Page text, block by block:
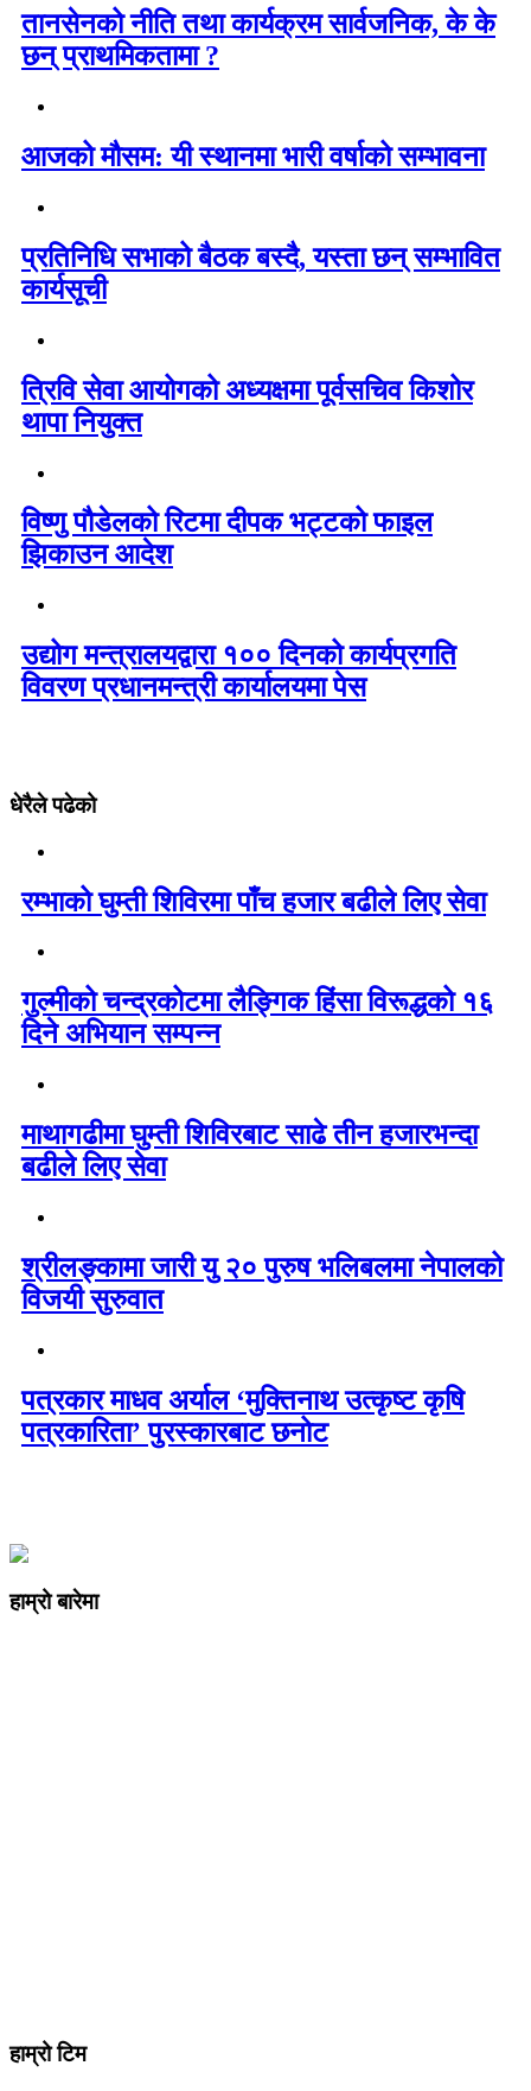
तानसेनको नीति तथा कार्यक्रम सार्वजनिक, के के
छन् प्राथमिकतामा ?
आजको मौसम: यी स्थानमा भारी वर्षाको सम्भावना
प्रतिनिधि सभाको बैठक बस्दै, यस्ता छन् सम्भावित
कार्यसूची
त्रिवि सेवा आयोगको अध्यक्षमा पूर्वसचिव किशोर
थापा नियुक्त
विष्णु पौडेलको रिटमा दीपक भट्टको फाइल
झिकाउन आदेश
उद्योग मन्त्रालयद्वारा १०० दिनको कार्यप्रगति
विवरण प्रधानमन्त्री कार्यालयमा पेस
धेरैले पढेको
रम्भाको घुम्ती शिविरमा पाँच हजार बढीले लिए सेवा
गुल्मीको चन्द्रकोटमा लैङ्गिक हिंसा विरूद्धको १६
दिने अभियान सम्पन्न
माथागढीमा घुम्ती शिविरबाट साढे तीन हजारभन्दा
बढीले लिए सेवा
श्रीलङ्कामा जारी यु २० पुरुष भलिबलमा नेपालको
विजयी सुरुवात
पत्रकार माधव अर्याल ‘मुक्तिनाथ उत्कृष्ट कृषि
पत्रकारिता’ पुरस्कारबाट छनोट
हाम्रो बारेमा
हाम्रो टिम